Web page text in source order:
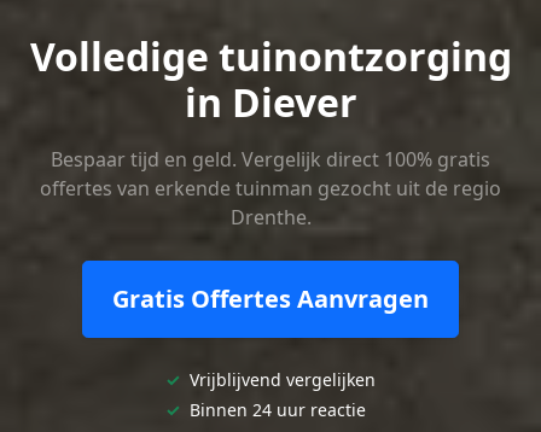
Volledige tuinontzorging
in Diever
Bespaar tijd en geld. Vergelijk direct 100% gratis
offertes van erkende tuinman gezocht uit de regio
Drenthe.
Gratis Offertes Aanvragen
✓ Vrijblijvend vergelijken
✓ Binnen 24 uur reactie